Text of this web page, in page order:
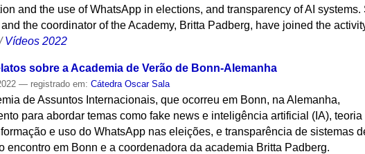
and the use of WhatsApp in elections, and transparency of AI systems.
the coordinator of the Academy, Britta Padberg, have joined the
/Vídeos 2022
sobre a Academia de Verão de Bonn-Alemanha
— registrado em:Cátedra Oscar Sala
de Assuntos Internacionais, que ocorreu em Bonn, na Alemanha,
para abordar temas como fake news e inteligência artificial (IA), teoria
e uso do WhatsApp nas eleições, e transparência de sistemas
encontro em Bonn e a coordenadora da academia Britta Padberg.